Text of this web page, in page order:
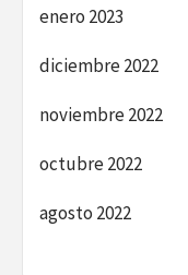
enero 2023
diciembre 2022
noviembre 2022
octubre 2022
agosto 2022